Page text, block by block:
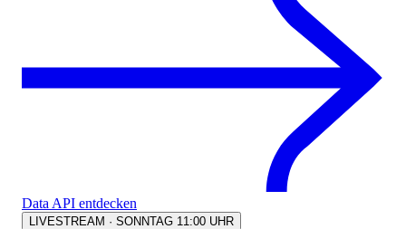
Data API entdecken
LIVESTREAM · SONNTAG 11:00 UHR